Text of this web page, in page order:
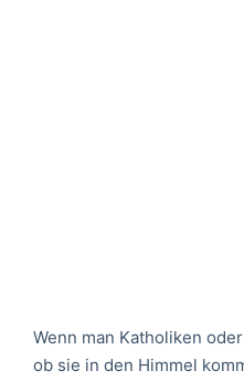
Wenn man Katholiken
ob sie in den Himmel